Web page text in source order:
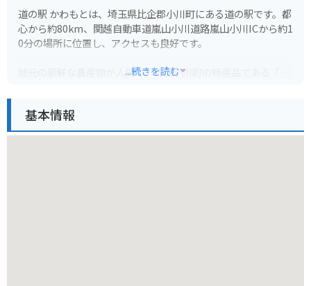
道の駅 かわもとは、埼玉県比企郡小川町にある道の駅です。都
心から約80km、関越自動車道嵐山小川道路嵐山小川ICから約1
0分の場所に位置し、アクセスも良好です。
地元の新鮮な農産物が人気で、特に小川町の特産品である「小
ライダーにも嬉しい休憩スポットです。
...続きを読む
基本情報